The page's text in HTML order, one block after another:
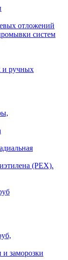
отложений
систем
и ручных
(PEX).
и заморозки